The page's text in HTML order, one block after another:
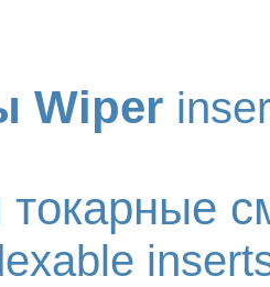
Wiper